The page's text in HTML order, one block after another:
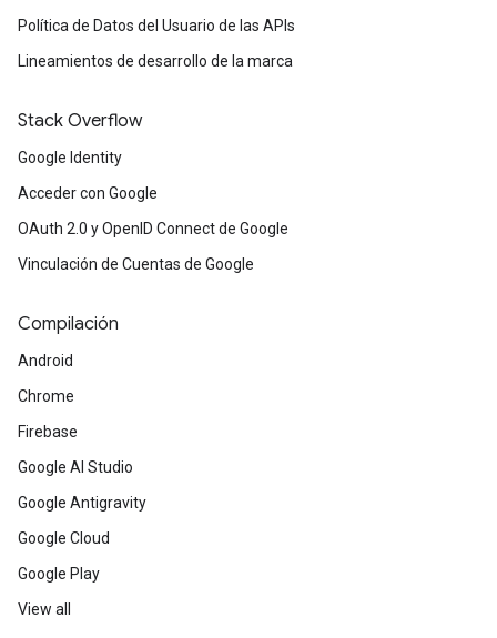
Política de Datos del Usuario de las APIs
Lineamientos de desarrollo de la marca
Stack Overflow
Google Identity
Acceder con Google
OAuth 2.0 y OpenID Connect de Google
Vinculación de Cuentas de Google
Compilación
Android
Chrome
Firebase
Google AI Studio
Google Antigravity
Google Cloud
Google Play
View all